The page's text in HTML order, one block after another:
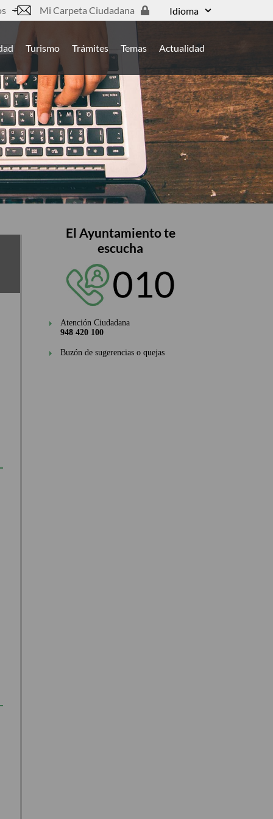
Mi Carpeta Ciudadana Idioma
Turismo Trámites Temas Actualidad
El Ayuntamiento te
escucha
Atención Ciudadana
948 420 100
Buzón de sugerencias o quejas